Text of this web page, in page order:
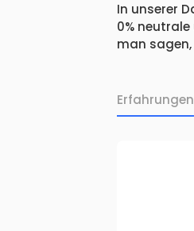
In unserer
0%
man
Erfahrungen